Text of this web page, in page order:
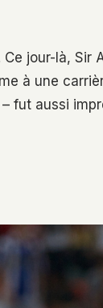
Ce jour-là,
à une
fut aussi